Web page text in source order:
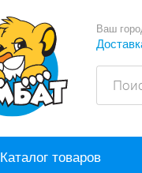
Ваш
Каталог товаров